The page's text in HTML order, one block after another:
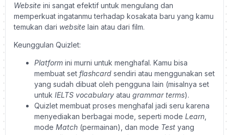
Website ini sangat efektif untuk mengulang dan
memperkuat ingatanmu terhadap kosakata baru yang kamu
temukan dari website lain atau dari film.
Keunggulan Quizlet:
Platform ini murni untuk menghafal. Kamu bisa
membuat set flashcard sendiri atau menggunakan set
yang sudah dibuat oleh pengguna lain (misalnya set
untuk IELTS vocabulary atau grammar terms).
Quizlet membuat proses menghafal jadi seru karena
menyediakan berbagai mode, seperti mode Learn,
mode Match (permainan), dan mode Test yang